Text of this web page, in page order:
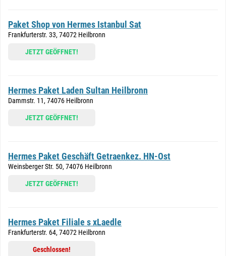
Paket Shop von Hermes Istanbul Sat
Frankfurterstr. 33, 74072 Heilbronn
JETZT GEÖFFNET!
Hermes Paket Laden Sultan Heilbronn
Dammstr. 11, 74076 Heilbronn
JETZT GEÖFFNET!
Hermes Paket Geschäft Getraenkez. HN-Ost
Weinsberger Str. 50, 74076 Heilbronn
JETZT GEÖFFNET!
Hermes Paket Filiale s xLaedle
Frankfurterstr. 64, 74072 Heilbronn
Geschlossen!